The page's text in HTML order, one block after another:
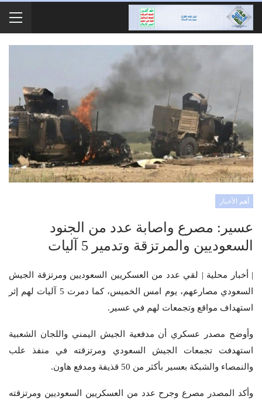
أهم الأخبار
عسير: مصرع واصابة عدد من الجنود
السعوديين والمرتزقة وتدمير 5 آليات
| أخبار محلية | لقي عدد من العسكريين السعوديين ومرتزقة الجيش
السعودي مصارعهم، يوم امس الخميس، كما دمرت 5 آليات لهم إثر
استهداف مواقع وتجمعات لهم في عسير.
وأوضح مصدر عسكري أن مدفعية الجيش اليمني واللجان الشعبية
استهدفت تجمعات الجيش السعودي ومرتزقته في منفذ علب
والنمصاء والشبكة بعسير بأكثر من 50 قذيفة ومدفع هاون.
وأكد المصدر مصرع وجرح عدد من العسكريين السعوديين ومرتزقته